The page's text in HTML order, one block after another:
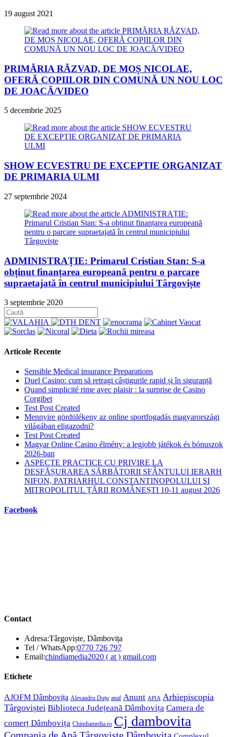
19 august 2021
PRIMĂRIA RĂZVAD, DE MOȘ NICOLAE,
OFERĂ COPIILOR DIN COMUNĂ UN NOU LOC
DE JOACĂ/VIDEO
5 decembrie 2025
SHOW ECVESTRU DE EXCEPTIE ORGANIZAT
DE PRIMARIA ULMI
27 septembrie 2024
ADMINISTRAȚIE: Primarul Cristian Stan: S-a
obținut finanțarea europeană pentru o parcare
supraetajată în centrul municipiului Târgoviște
3 septembrie 2020
Articole Recente
Sensible Medical insurance Preparations
Duel Casino: cum să retragi câștigurile rapid și în siguranță
Quand simplicité rime avec plaisir : la surprise de Casino
Corgibet
Test Post Created
Mennyire gördülékeny az online sportfogadás magyarországi
világában eligazodni?
Test Post Created
Magyar Online Casino élmény: a legjobb játékok és bónuszok
2026-ban
ASPECTE PRACTICE CU PRIVIRE LA
DESFĂȘURAREA SĂRBĂTORII SFÂNTULUI IERARH
NIFON, PATRIARHUL CONSTANTINOPOLULUI ŞI
MITROPOLITUL ȚĂRII ROMÂNEȘTI 10-11 august 2026
Facebook
Contact
Adresa:Târgoviște, Dâmbovița
Tel / WhatsApp:0770 726 797Opens
in
Email:chindiamedia2020 ( at ) gmail.comOpens
Etichete
AJOFM Dâmbovița Alesandru Duțu anaf Anunt APIA Arhiepiscopia
Târgoviștei Biblioteca Județeană Dâmbovița Camera de
comerț Dâmbovița Chindiamedia.ro Cj dambovita